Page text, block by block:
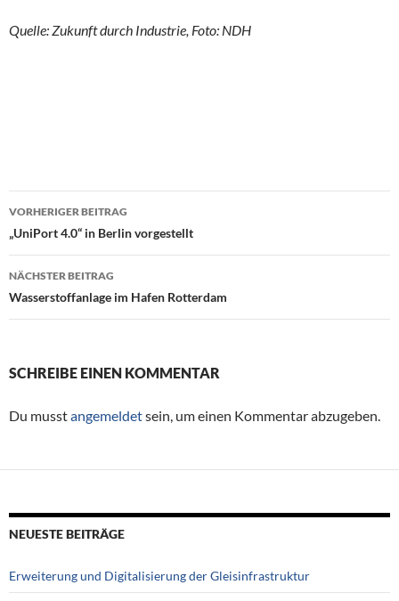
Quelle: Zukunft durch Industrie, Foto: NDH
Beitragsnavigation
VORHERIGER BEITRAG
„UniPort 4.0“ in Berlin vorgestellt
NÄCHSTER BEITRAG
Wasserstoffanlage im Hafen Rotterdam
SCHREIBE EINEN KOMMENTAR
Du musstangemeldetsein, um einen Kommentar abzugeben.
NEUESTE BEITRÄGE
Erweiterung und Digitalisierung der Gleisinfrastruktur